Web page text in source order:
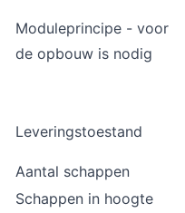
Moduleprincipe - voor
de opbouw is nodig
Leveringstoestand
Aantal schappen
Schappen in hoogte